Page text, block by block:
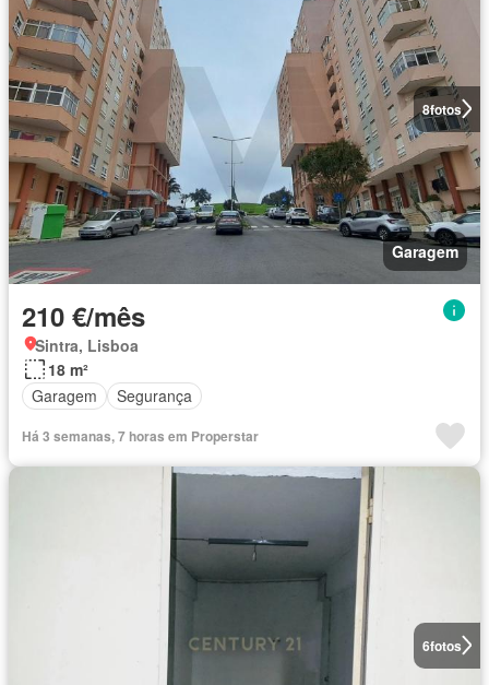
8fotos
Garagem
210 €/mês
Sintra, Lisboa
18 m²
Garagem
Segurança
Há 3 semanas, 7 horas em Properstar
6fotos